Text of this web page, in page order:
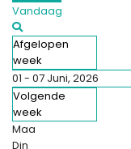
Vandaag
Afgelopen
week
01 - 07 Juni, 2026
Volgende
week
Maa
Din